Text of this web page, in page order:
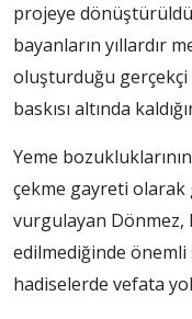
projeye
bayanların yıllardır
oluşturduğu gerçekçi
baskısı altında
Yeme
çekme gayreti
vurgulayan Dönmez,
edilmediğinde önemli
hadiselerde vefata